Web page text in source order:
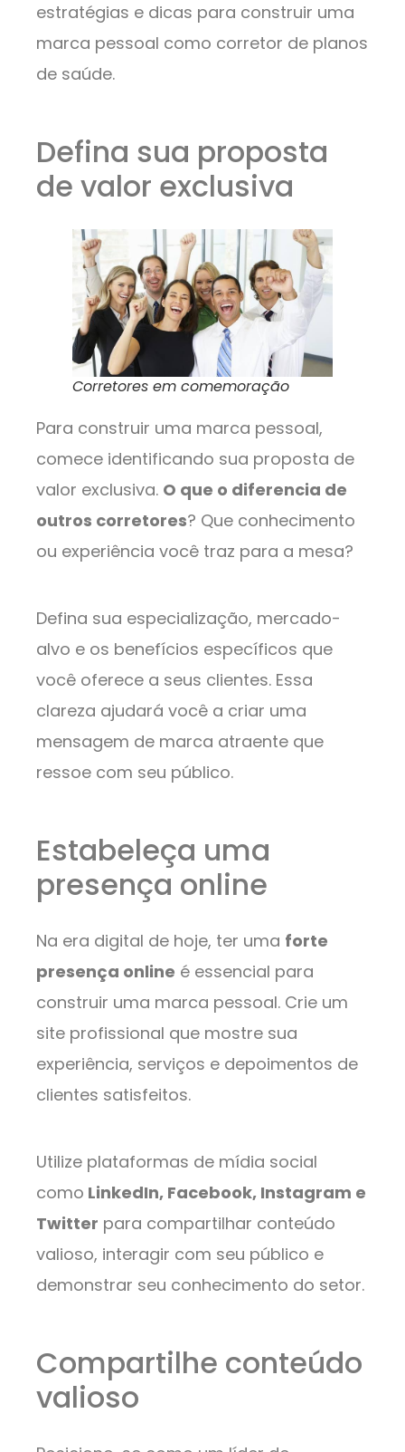
estratégias e dicas para construir uma
marca pessoal como corretor de planos
de saúde.
Defina sua proposta
de valor exclusiva
Corretores em comemoração
Para construir uma marca pessoal,
comece identificando sua proposta de
valor exclusiva. O que o diferencia de
outros corretores? Que conhecimento
ou experiência você traz para a mesa?
Defina sua especialização, mercado-
alvo e os benefícios específicos que
você oferece a seus clientes. Essa
clareza ajudará você a criar uma
mensagem de marca atraente que
ressoe com seu público.
Estabeleça uma
presença online
Na era digital de hoje, ter uma forte
presença online é essencial para
construir uma marca pessoal. Crie um
site profissional que mostre sua
experiência, serviços e depoimentos de
clientes satisfeitos.
Utilize plataformas de mídia social
como LinkedIn, Facebook, Instagram e
Twitter para compartilhar conteúdo
valioso, interagir com seu público e
demonstrar seu conhecimento do setor.
Compartilhe conteúdo
valioso